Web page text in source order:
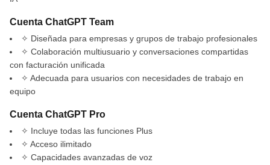
Cuenta ChatGPT Team
✧ Diseñada para empresas y grupos de trabajo profesionales
✧ Colaboración multiusuario y conversaciones compartidas
con facturación unificada
✧ Adecuada para usuarios con necesidades de trabajo en
equipo
Cuenta ChatGPT Pro
✧ Incluye todas las funciones Plus
✧ Acceso ilimitado
✧ Capacidades avanzadas de voz